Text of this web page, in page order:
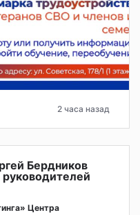
2 часа назад
Бердников
Центра